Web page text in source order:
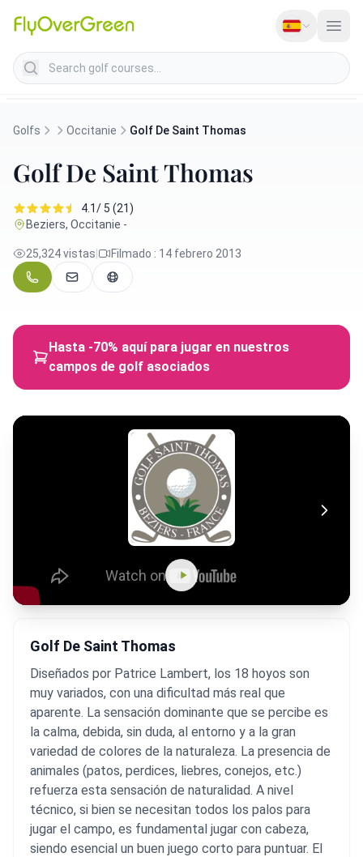
Search golf courses
Golfs Occitanie Golf De Saint Thomas
Golf De Saint Thomas
4.1/ 5 (21)
Beziers, Occitanie -
25,324 vistas Filmado : 14 febrero 2013
Hasta -70% aquí para jugar en nuestros
campos de golf asociados
Golf De Saint Thomas
Diseñados por Patrice Lambert, los 18 hoyos son
muy variados, con una dificultad más real que
aparente. La sensación dominante que se percibe es
la calma, debida, sin duda, al entorno y a la gran
variedad de colores de la naturaleza. La presencia de
animales (patos, perdices, liebres, conejos, etc.)
refuerza esta sensación de naturalidad. A nivel
técnico, si bien se necesitan todos los palos para
jugar el campo, es fundamental jugar con cabeza,
siendo esencial un buen juego corto para puntuar. El